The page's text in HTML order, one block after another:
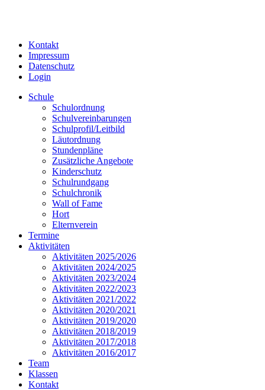
Kontakt
Impressum
Datenschutz
Login
Schule
Schulordnung
Schulvereinbarungen
Schulprofil/Leitbild
Läutordnung
Stundenpläne
Zusätzliche Angebote
Kinderschutz
Schulrundgang
Schulchronik
Wall of Fame
Hort
Elternverein
Termine
Aktivitäten
Aktivitäten 2025/2026
Aktivitäten 2024/2025
Aktivitäten 2023/2024
Aktivitäten 2022/2023
Aktivitäten 2021/2022
Aktivitäten 2020/2021
Aktivitäten 2019/2020
Aktivitäten 2018/2019
Aktivitäten 2017/2018
Aktivitäten 2016/2017
Team
Klassen
Kontakt